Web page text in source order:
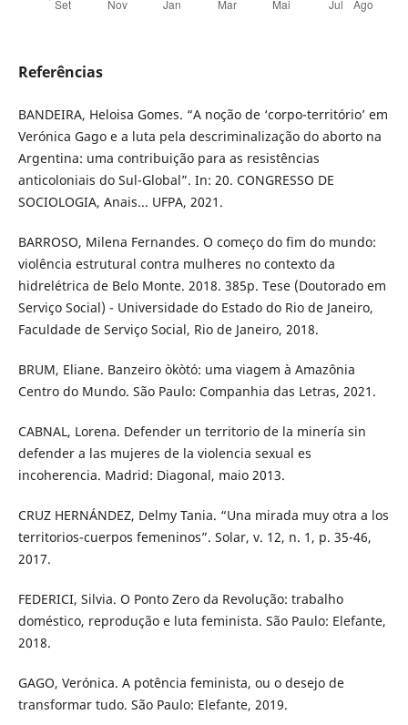
Referências
BANDEIRA, Heloisa Gomes. “A noção de ‘corpo-território’ em
Verónica Gago e a luta pela descriminalização do aborto na
Argentina: uma contribuição para as resistências
anticoloniais do Sul-Global”. In: 20. CONGRESSO DE
SOCIOLOGIA, Anais... UFPA, 2021.
BARROSO, Milena Fernandes. O começo do fim do mundo:
violência estrutural contra mulheres no contexto da
hidrelétrica de Belo Monte. 2018. 385p. Tese (Doutorado em
Serviço Social) - Universidade do Estado do Rio de Janeiro,
Faculdade de Serviço Social, Rio de Janeiro, 2018.
BRUM, Eliane. Banzeiro òkòtó: uma viagem à Amazônia
Centro do Mundo. São Paulo: Companhia das Letras, 2021.
CABNAL, Lorena. Defender un territorio de la minería sin
defender a las mujeres de la violencia sexual es
incoherencia. Madrid: Diagonal, maio 2013.
CRUZ HERNÁNDEZ, Delmy Tania. “Una mirada muy otra a los
territorios-cuerpos femeninos”. Solar, v. 12, n. 1, p. 35-46,
2017.
FEDERICI, Silvia. O Ponto Zero da Revolução: trabalho
doméstico, reprodução e luta feminista. São Paulo: Elefante,
2018.
GAGO, Verónica. A potência feminista, ou o desejo de
transformar tudo. São Paulo: Elefante, 2019.